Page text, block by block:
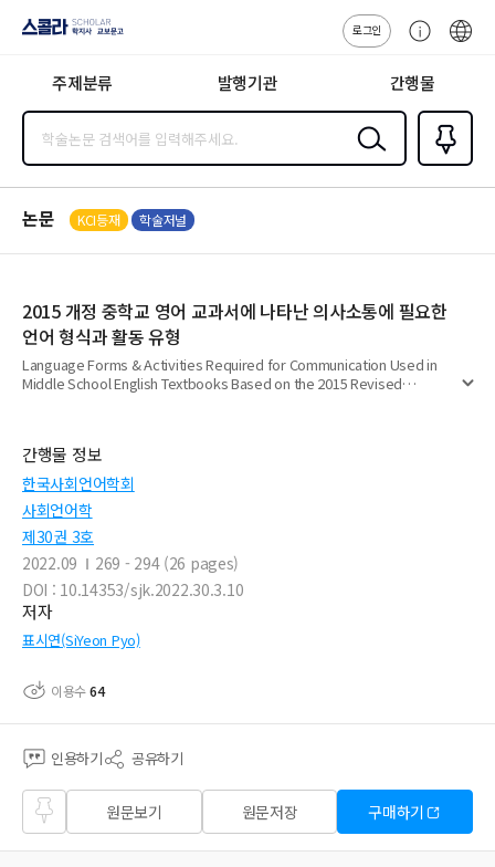
지사·교보문고
로그인
센
주제분류 발행기관 간행물
검색
즐겨찾
기0
논문 KCI등재 학술저널
2015 개정 중학교 영어 교과서에 나타난 의사소통에 필요한
언어 형식과 활동 유형
Language Forms & Activities Required for Communication Used in
Middle School English Textbooks Based on the 2015 Revised
간행물 정보
한국사회언어학회
사회언어학
제30권 3호
2022.09
269 - 294 (26 pages)
DOI : 10.14353/sjk.2022.30.3.10
저자
표시연(SiYeon Pyo)
이용수64
인용하기 공유하기
즐겨
찾기
원문보기 원문저장 구매하기